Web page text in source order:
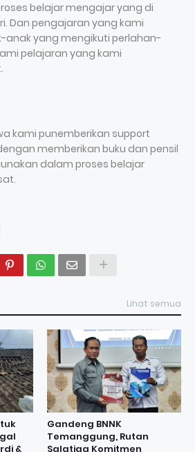
belajar mengajar yang di
Dan pengajaran yang kami
anak yang mengikuti perlahan-
pelajaran yang kami
kami punemberikan support
memberikan buku dan pensil
dalam proses belajar
Lihat semua
&
Gandeng BNNK
Temanggung, Rutan
Salatiga Komitmen